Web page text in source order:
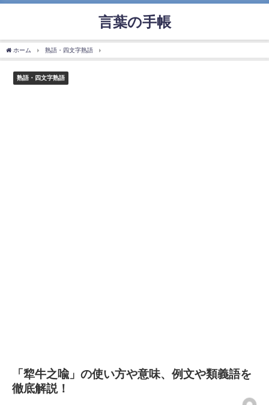
言葉の手帳
ホーム 熟語・四文字熟語
熟語・四文字熟語
「犂牛之喩」の使い方や意味、例文や類義語を
徹底解説！